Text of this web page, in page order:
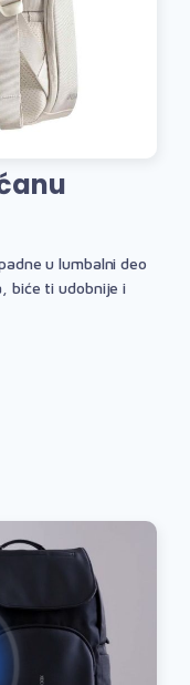
u lumbalni deo
biće ti udobnije i